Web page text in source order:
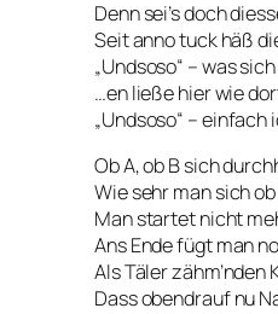
Denn sei’s doch
Seit anno tuck häß
„Undsoso“ – was
…en ließe hier wie
„Undsoso“ – einfach
Ob A, ob B sich
Wie sehr man sich
Man startet nicht
Ans Ende fügt man
Als Täler zähm’nden
Dass obendrauf nu